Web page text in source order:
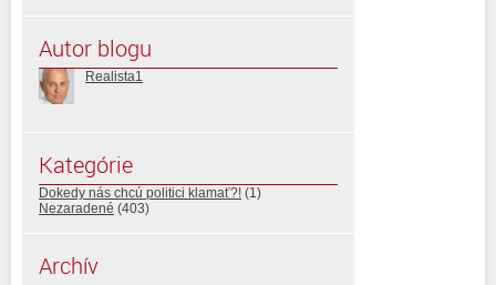
Autor blogu
Realista1
Kategórie
Dokedy nás chcú politici klamať?! (1)
Nezaradené (403)
Archív